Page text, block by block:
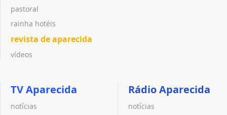
pastoral
rainha hotéis
revista de aparecida
vídeos
TV Aparecida
notícias
Rádio Aparecida
notícias